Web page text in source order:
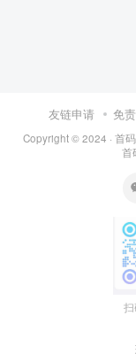
友链申请 免
Copyright © 2024 · 首
首